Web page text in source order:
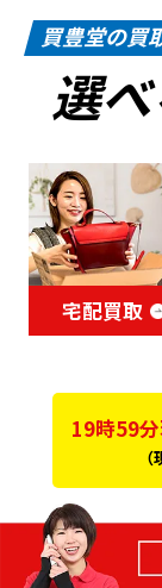
買豊堂の買
選
宅配買取
19時59